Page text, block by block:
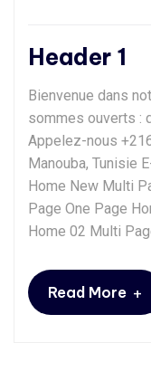
Header 1
Bienvenue dans
sommes ouverts :
Appelez-nous
Manouba, Tunisie
Home New Multi
Page One Page
Home 02 Multi
Read More +